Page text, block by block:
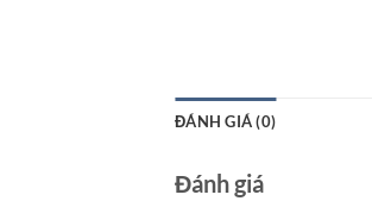
ĐÁNH GIÁ (0)
Đánh giá